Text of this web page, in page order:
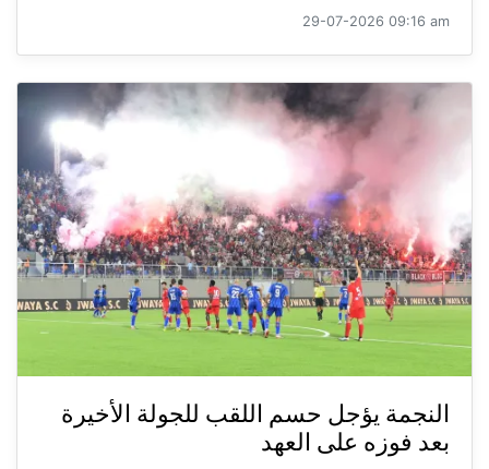
29-07-2026 09:16 am
النجمة يؤجل حسم اللقب للجولة الأخيرة
بعد فوزه على العهد